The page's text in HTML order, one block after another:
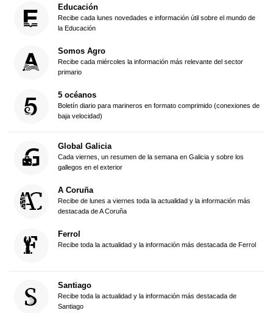
Educación
Recibe cada lunes novedades e información útil sobre el mundo de
la Educación
Somos Agro
Recibe cada miércoles la información más relevante del sector
primario
5 océanos
Boletín diario para marineros en formato comprimido (conexiones de
baja velocidad)
Global Galicia
Cada viernes, un resumen de la semana en Galicia y sobre los
gallegos en el exterior
A Coruña
Recibe de lunes a viernes toda la actualidad y la información más
destacada de A Coruña
Ferrol
Recibe toda la actualidad y la información más destacada de Ferrol
Santiago
Recibe toda la actualidad y la información más destacada de
Santiago